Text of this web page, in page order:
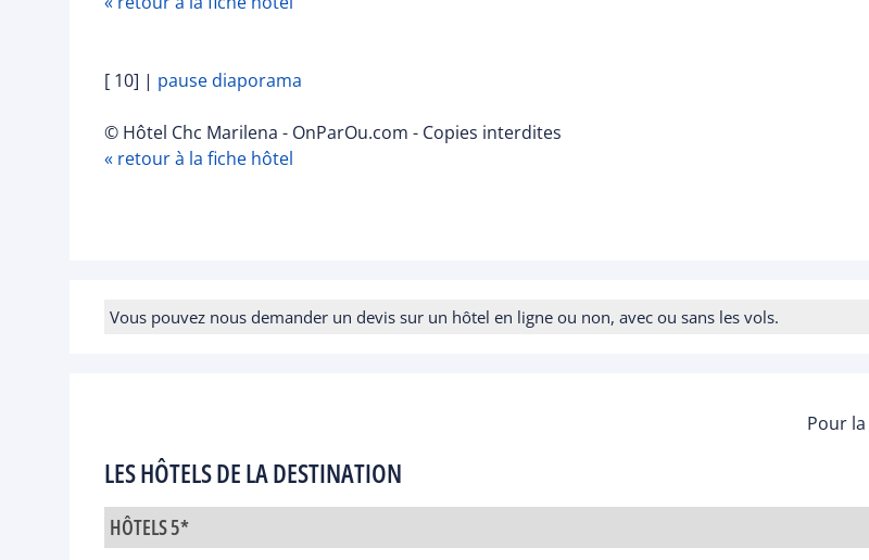
[ 10] | pause diaporama
© Hôtel Chc Marilena - OnParOu.com - Copies interdites
« retour à la fiche hôtel
Vous pouvez nous demander un devis sur un hôtel en ligne ou non, avec ou sans les vols.
Pour
LES HÔTELS DE LA DESTINATION
HÔTELS 5*